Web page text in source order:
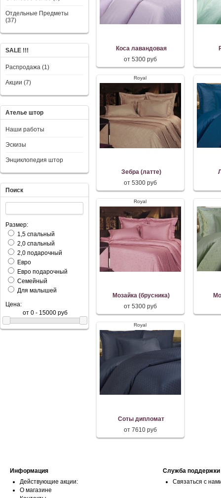
Отдельные Предметы
(37)
SALE !!!
Распродажа (1)
Акции (7)
Ателье штор
Наши работы
Эскизы
Энциклопедия штор
Поиск
Размер:
1,5 спальный
2,0 спальный
2,0 подарочный
Евро
Евро подарочный
Семейный
Для малышей
Цена:
Коса лавандовая
от 5300 руб
Royal
Зебра (латте)
от 5300 руб
Royal
Мозайка (брусника)
от 5300 руб
Royal
Соты дипломат
от 7610 руб
Информация
Действующие акции:
О магазине
Служба поддержки
Связаться с